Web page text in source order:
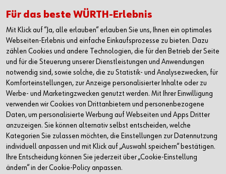
Alle Kontaktmöglichkeiten
+49 7940 15-2400
info@wuerth.com
Für das beste WÜRTH-Erlebnis
Mit Klick auf “Ja, alle erlauben“ erlauben Sie uns, Ihnen ein optimales
Webseiten-Erlebnis und einfache Einkaufsprozesse zu bieten. Dazu
zählen Cookies und andere Technologien, die für den Betrieb der Seite
und für die Steuerung unserer Dienstleistungen und Anwendungen
notwendig sind, sowie solche, die zu Statistik- und Analysezwecken, für
Komforteinstellungen, zur Anzeige personalisierter Inhalte oder zu
Werbe- und Marketingzwecken genutzt werden. Mit Ihrer Einwilligung
verwenden wir Cookies von Drittanbietern und personenbezogene
Daten, um personalisierte Werbung auf Webseiten und Apps Dritter
anzuzeigen. Sie können alternativ selbst entscheiden, welche
Kategorien Sie zulassen möchten, die Einstellungen zur Datennutzung
individuell anpassen und mit Klick auf „Auswahl speichern“ bestätigen.
Ihre Entscheidung können Sie jederzeit über „Cookie-Einstellung
ändern“ in der Cookie-Policy anpassen.